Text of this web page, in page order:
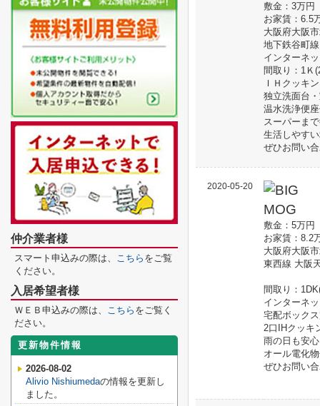
敷金：3万
お家賃：6.5
大阪府大阪
地下鉄谷町
インターネ
間取り：1
ＩＨクッキ
独立洗面台
温水洗浄便
スーパーま
生活しやす
ぜひお問い
2020-05-20
敷金：5万
お家賃：8.2
大阪府大阪
東西線 大阪
間取り：
インターネ
宅配ボック
2口IHクッキ
雨の日も安
オール電化
ぜひお問い
仲介業者様
スマート申込みの際は、 こちら をご覧
ください。
入居希望者様
ＷＥＢ申込みの際は、 こちら をご覧く
ださい。
更新物件情報
2026-08-02
Alivio Nishiumedaの情報を更新し
ました。